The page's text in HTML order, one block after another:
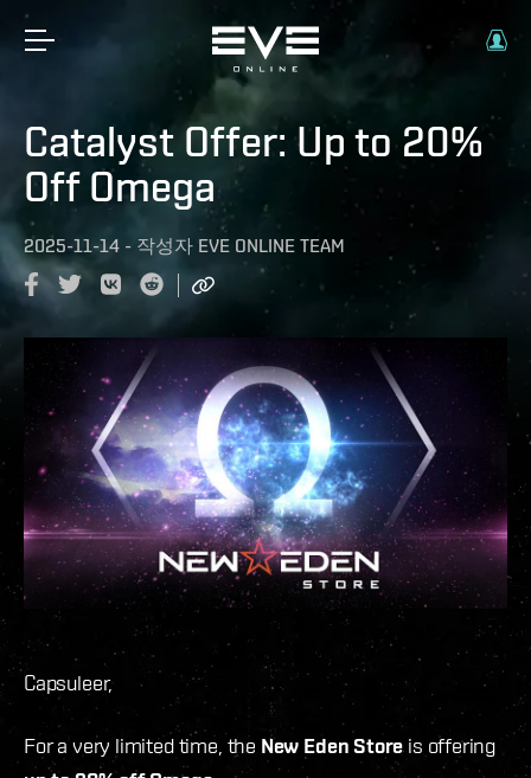
Catalyst Offer: Up to 20%
Off Omega
2025-11-14 - 작성자 EVE ONLINE TEAM
Capsuleer,
For a very limited time, the New Eden Storeis offering